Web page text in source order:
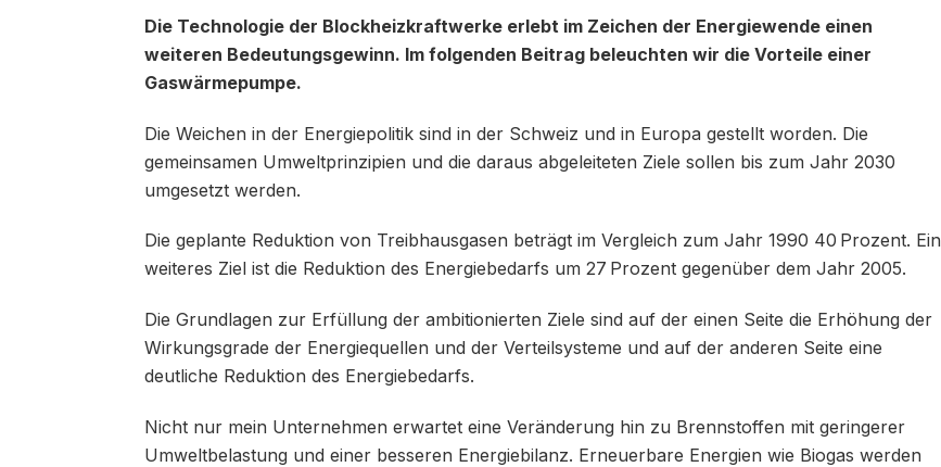
Die Technologie der Blockheizkraftwerke erlebt im Zeichen der Energiewende einen
weiteren Bedeutungsgewinn. Im folgenden Beitrag beleuchten wir die Vorteile einer
Gaswärmepumpe.
Die Weichen in der Energiepolitik sind in der Schweiz und in Europa gestellt worden. Die
gemeinsamen Umweltprinzipien und die daraus abgeleiteten Ziele sollen bis zum Jahr 2030
umgesetzt werden.
Die geplante Reduktion von Treibhausgasen beträgt im Vergleich zum Jahr 1990 40 Prozent. Ein
weiteres Ziel ist die Reduktion des Energiebedarfs um 27 Prozent gegenüber dem Jahr 2005.
Die Grundlagen zur Erfüllung der ambitio­nierten Ziele sind auf der einen Seite die Erhöhung der
Wirkungsgrade der Energiequellen und der Verteilsysteme und auf der anderen Seite eine
deutliche Reduktion des Energiebedarfs.
Nicht nur mein Unternehmen erwartet eine Veränderung hin zu Brennstoffen mit geringerer
Umweltbelastung und einer besseren Energiebilanz. Erneuerbare Energien wie Biogas werden